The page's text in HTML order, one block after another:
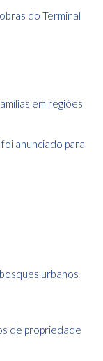
do Terminal
em regiões
anunciado para
urbanos
de propriedade